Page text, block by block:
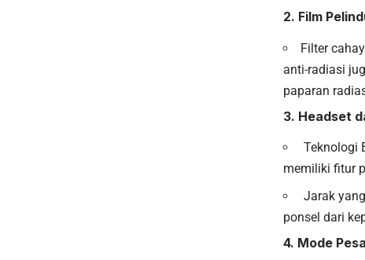
2. Film
Filter
anti-radiasi
paparan
3. Headset
Teknologi
memiliki fitur
Jarak
ponsel dari
4. Mode